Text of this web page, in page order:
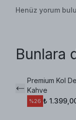
Henüz yorum
Bunlara
Premium Kol
Kahve
%26 ₺